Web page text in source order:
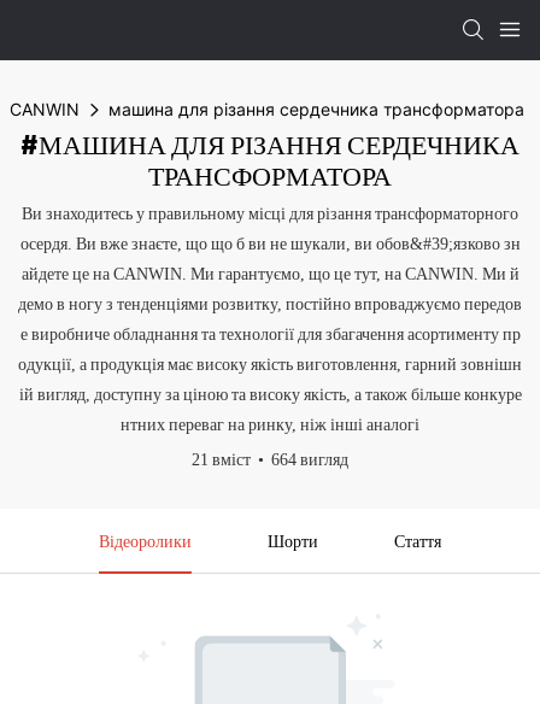
CANWIN машина для різання сердечника трансформатора
#МАШИНА ДЛЯ РІЗАННЯ СЕРДЕЧНИКА
ТРАНСФОРМАТОРА
Ви знаходитесь у правильному місці для різання трансформаторного
осердя. Ви вже знаєте, що що б ви не шукали, ви обов&#39;язково зн
айдете це на CANWIN. Ми гарантуємо, що це тут, на CANWIN. Ми й
демо в ногу з тенденціями розвитку, постійно впроваджуємо передов
е виробниче обладнання та технології для збагачення асортименту пр
одукції, а продукція має високу якість виготовлення, гарний зовнішн
ій вигляд, доступну за ціною та високу якість, а також більше конкуре
нтних переваг на ринку, ніж інші аналогі
21 вміст
664 вигляд
Відеоролики Шорти Стаття